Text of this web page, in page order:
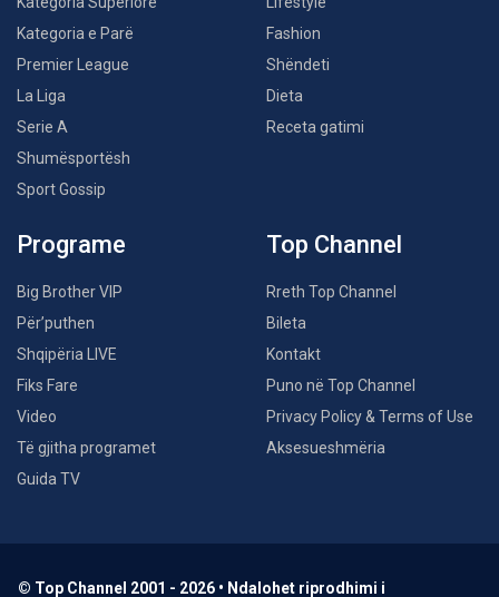
Kategoria e Parë
Premier League
La Liga
Serie A
Shumësportësh
Sport Gossip
Fashion
Shëndeti
Dieta
Receta gatimi
Programe
Big Brother VIP
Për’puthen
Shqipëria LIVE
Fiks Fare
Video
Të gjitha programet
Guida TV
Top Channel
Rreth Top Channel
Bileta
Kontakt
Puno në Top Channel
Privacy Policy & Terms of Use
Aksesueshmëria
© Top Channel 2001 - 2026 • Ndalohet riprodhimi i